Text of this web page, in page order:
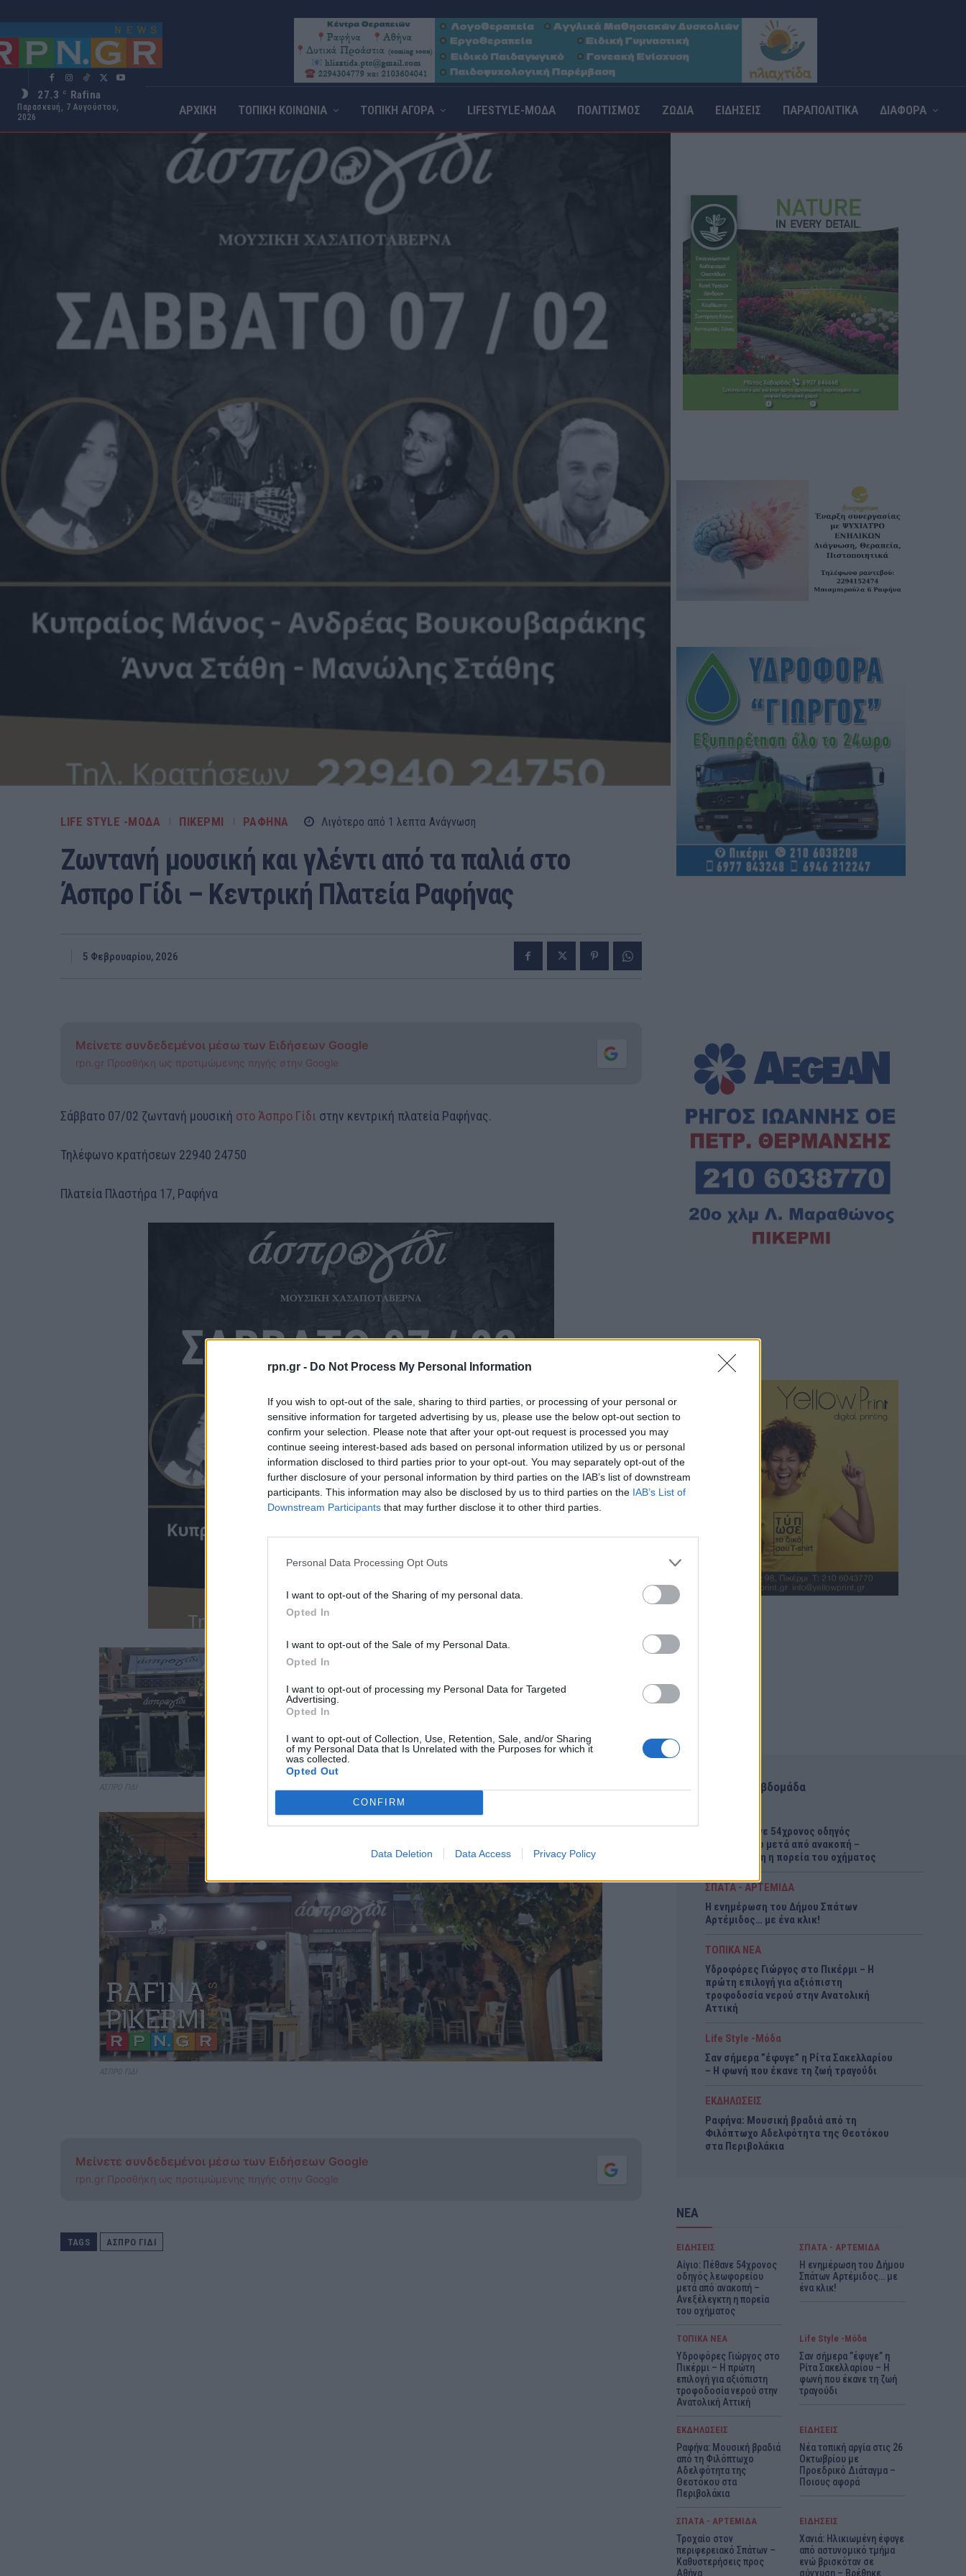
rpn.gr - Do Not Process My Personal Information
If you wish to opt-out of the sale, sharing to third parties, or processing of your personal or
sensitive information for targeted advertising by us, please use the below opt-out section to
confirm your selection. Please note that after your opt-out request is processed you may
continue seeing interest-based ads based on personal information utilized by us or personal
information disclosed to third parties prior to your opt-out. You may separately opt-out of the
further disclosure of your personal information by third parties on the IAB’s list of downstream
participants. This information may also be disclosed by us to third parties on the IAB’s List of
Downstream Participants that may further disclose it to other third parties.
Personal Data Processing Opt Outs
I want to opt-out of the Sharing of my personal data.
Opted In
I want to opt-out of the Sale of my Personal Data.
Opted In
I want to opt-out of processing my Personal Data for Targeted
Advertising.
Opted In
I want to opt-out of Collection, Use, Retention, Sale, and/or Sharing
of my Personal Data that Is Unrelated with the Purposes for which it
was collected.
Opted Out
CONFIRM
Data Deletion Data Access Privacy Policy
27.3 C Rafina
Παρασκευή, 7 Αυγούστου,
2026
ΑΡΧΙΚΗ ΤΟΠΙΚΗ ΚΟΙΝΩΝΙΑ ΤΟΠΙΚΗ ΑΓΟΡΑ LIFESTYLE-ΜΟΔΑ ΠΟΛΙΤΙΣΜΟΣ ΖΩΔΙΑ ΕΙΔΗΣΕΙΣ ΠΑΡΑΠΟΛΙΤΙΚΑ ΔΙΑΦΟΡΑ
LIFE STYLE -ΜΌΔΑ ΠΙΚΕΡΜΙ ΡΑΦΗΝΑ Λιγότερο από 1 λεπτα Ανάγνωση
Ζωντανή μουσική και γλέντι από τα παλιά στο
Άσπρο Γίδι – Κεντρική Πλατεία Ραφήνας
5 Φεβρουαρίου, 2026
Μείνετε συνδεδεμένοι μέσω των Ειδήσεων Google
rpn.gr Προσθήκη ως προτιμώμενης πηγής στην Google
Σάββατο 07/02 ζωντανή μουσική στο Άσπρο Γίδι στην κεντρική πλατεία Ραφήνας.
Τηλέφωνο κρατήσεων 22940 24750
Πλατεία Πλαστήρα 17, Ραφήνα
ΑΣΠΡΟ ΓΙΔΙ
ΑΣΠΡΟ ΓΙΔΙ
Μείνετε συνδεδεμένοι μέσω των Ειδήσεων Google
rpn.gr Προσθήκη ως προτιμώμενης πηγής στην Google
TAGS ΑΣΠΡΟ ΓΙΔΙ
Αυτή την εβδομάδα
Αίγιο: Πέθανε 54χρονος οδηγός
λεωφορείου μετά από ανακοπή –
Ανεξέλεγκτη η πορεία του οχήματος
ΣΠΑΤΑ - ΑΡΤΕΜΙΔΑ
Η ενημέρωση του Δήμου Σπάτων
Αρτέμιδος… με ένα κλικ!
ΤΟΠΙΚΑ ΝΕΑ
Υδροφόρες Γιώργος στο Πικέρμι – Η
πρώτη επιλογή για αξιόπιστη
τροφοδοσία νερού στην Ανατολική
Αττική
Life Style -Μόδα
Σαν σήμερα ”έφυγε” η Ρίτα Σακελλαρίου
– Η φωνή που έκανε τη ζωή τραγούδι
ΕΚΔΗΛΩΣΕΙΣ
Ραφήνα: Μουσική βραδιά από τη
Φιλόπτωχο Αδελφότητα της Θεοτόκου
στα Περιβολάκια
ΝΕΑ
ΕΙΔΗΣΕΙΣ
Αίγιο: Πέθανε 54χρονος
οδηγός λεωφορείου
μετά από ανακοπή –
Ανεξέλεγκτη η πορεία
του οχήματος
ΣΠΑΤΑ - ΑΡΤΕΜΙΔΑ
Η ενημέρωση του Δήμου
Σπάτων Αρτέμιδος… με
ένα κλικ!
ΤΟΠΙΚΑ ΝΕΑ
Υδροφόρες Γιώργος στο
Πικέρμι – Η πρώτη
επιλογή για αξιόπιστη
τροφοδοσία νερού στην
Ανατολική Αττική
Life Style -Μόδα
Σαν σήμερα ”έφυγε” η
Ρίτα Σακελλαρίου – Η
φωνή που έκανε τη ζωή
τραγούδι
ΕΚΔΗΛΩΣΕΙΣ
Ραφήνα: Μουσική βραδιά
από τη Φιλόπτωχο
Αδελφότητα της
Θεοτόκου στα
Περιβολάκια
ΕΙΔΗΣΕΙΣ
Νέα τοπική αργία στις 26
Οκτωβρίου με
Προεδρικό Διάταγμα –
Ποιους αφορά
ΣΠΑΤΑ - ΑΡΤΕΜΙΔΑ
Τροχαίο στον
περιφερειακό Σπάτων –
Καθυστερήσεις προς
Αθήνα
ΕΙΔΗΣΕΙΣ
Χανιά: Ηλικιωμένη έφυγε
από αστυνομικό τμήμα
ενώ βρισκόταν σε
σύγχυση – Βρέθηκε